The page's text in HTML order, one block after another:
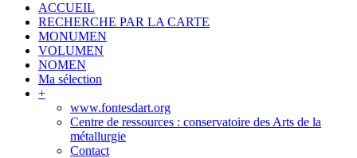
ACCUEIL
RECHERCHE PAR LA CARTE
MONUMEN
VOLUMEN
NOMEN
Ma sélection
+
www.fontesdart.org
Centre de ressources : conservatoire des Arts de la
métallurgie
Contact